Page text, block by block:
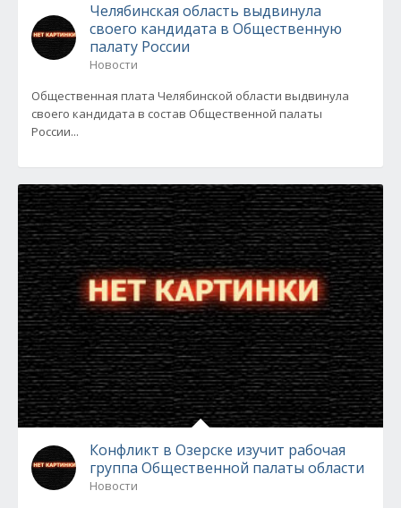
Челябинская область выдвинула
своего кандидата в Общественную
палату России
Новости
Общественная плата Челябинской области выдвинула
своего кандидата в состав Общественной палаты
России...
Конфликт в Озерске изучит рабочая
группа Общественной палаты области
Новости